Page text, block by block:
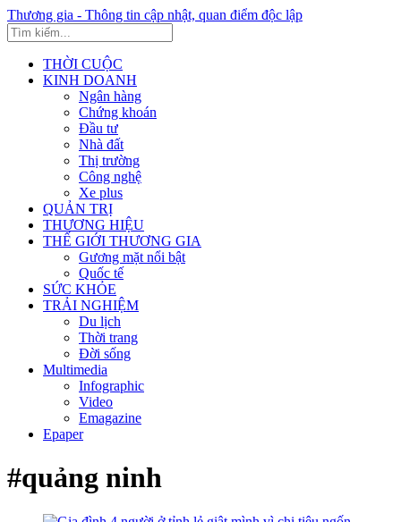
Thương gia - Thông tin cập nhật, quan điểm độc lập
THỜI CUỘC
KINH DOANH
Ngân hàng
Chứng khoán
Đầu tư
Nhà đất
Thị trường
Công nghệ
Xe plus
QUẢN TRỊ
THƯƠNG HIỆU
THẾ GIỚI THƯƠNG GIA
Gương mặt nổi bật
Quốc tế
SỨC KHỎE
TRẢI NGHIỆM
Du lịch
Thời trang
Đời sống
Multimedia
Infographic
Video
Emagazine
Epaper
#quảng ninh